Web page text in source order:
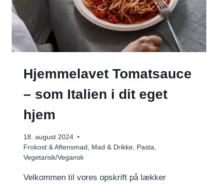
Hjemmelavet Tomatsauce
– som Italien i dit eget
hjem
18. august 2024
Frokost & Aftensmad
Mad & Drikke Pasta
Vegetarisk/Vegansk
Velkommen til vores opskrift på lækker